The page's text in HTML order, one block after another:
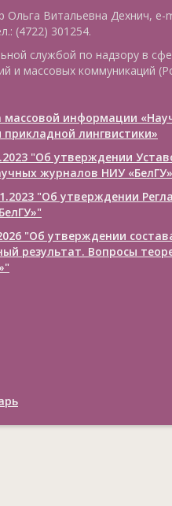
Ольга Витальевна Дехнич, e-
(4722) 301254.
службой по надзору в
и массовых коммуникаций
массовой информации
лингвистики»
"Об утверждении
журналов НИУ «БелГУ»
"Об утверждении
"Об утверждении
результат. Вопросы